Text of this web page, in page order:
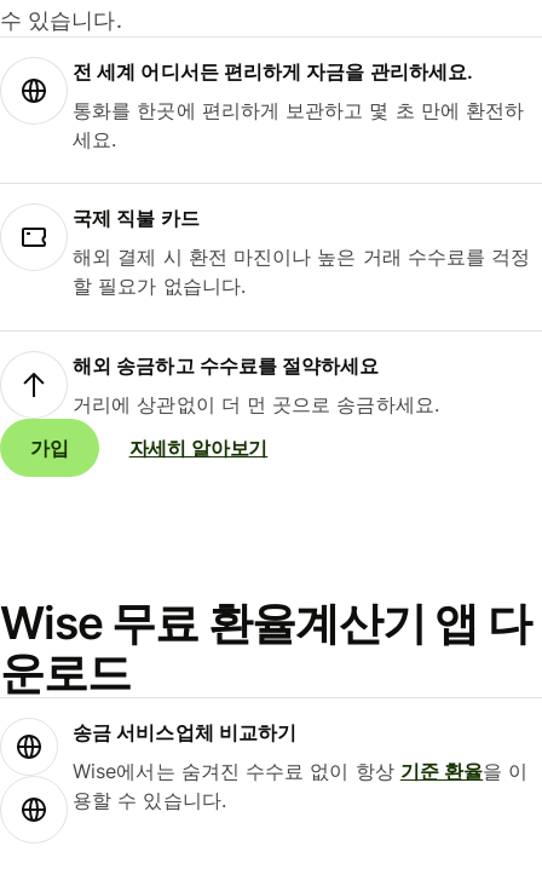
수 있습니다.
전 세계 어디서든 편리하게 자금을 관리하세요.
통화를 한곳에 편리하게 보관하고 몇 초 만에 환전하
세요.
국제 직불 카드
해외 결제 시 환전 마진이나 높은 거래 수수료를 걱정
할 필요가 없습니다.
해외 송금하고 수수료를 절약하세요
거리에 상관없이 더 먼 곳으로 송금하세요.
가입
자세히 알아보기
Wise 무료 환율계산기 앱 다
운로드
송금 서비스업체 비교하기
Wise에서는 숨겨진 수수료 없이 항상 기준 환율을 이
용할 수 있습니다.